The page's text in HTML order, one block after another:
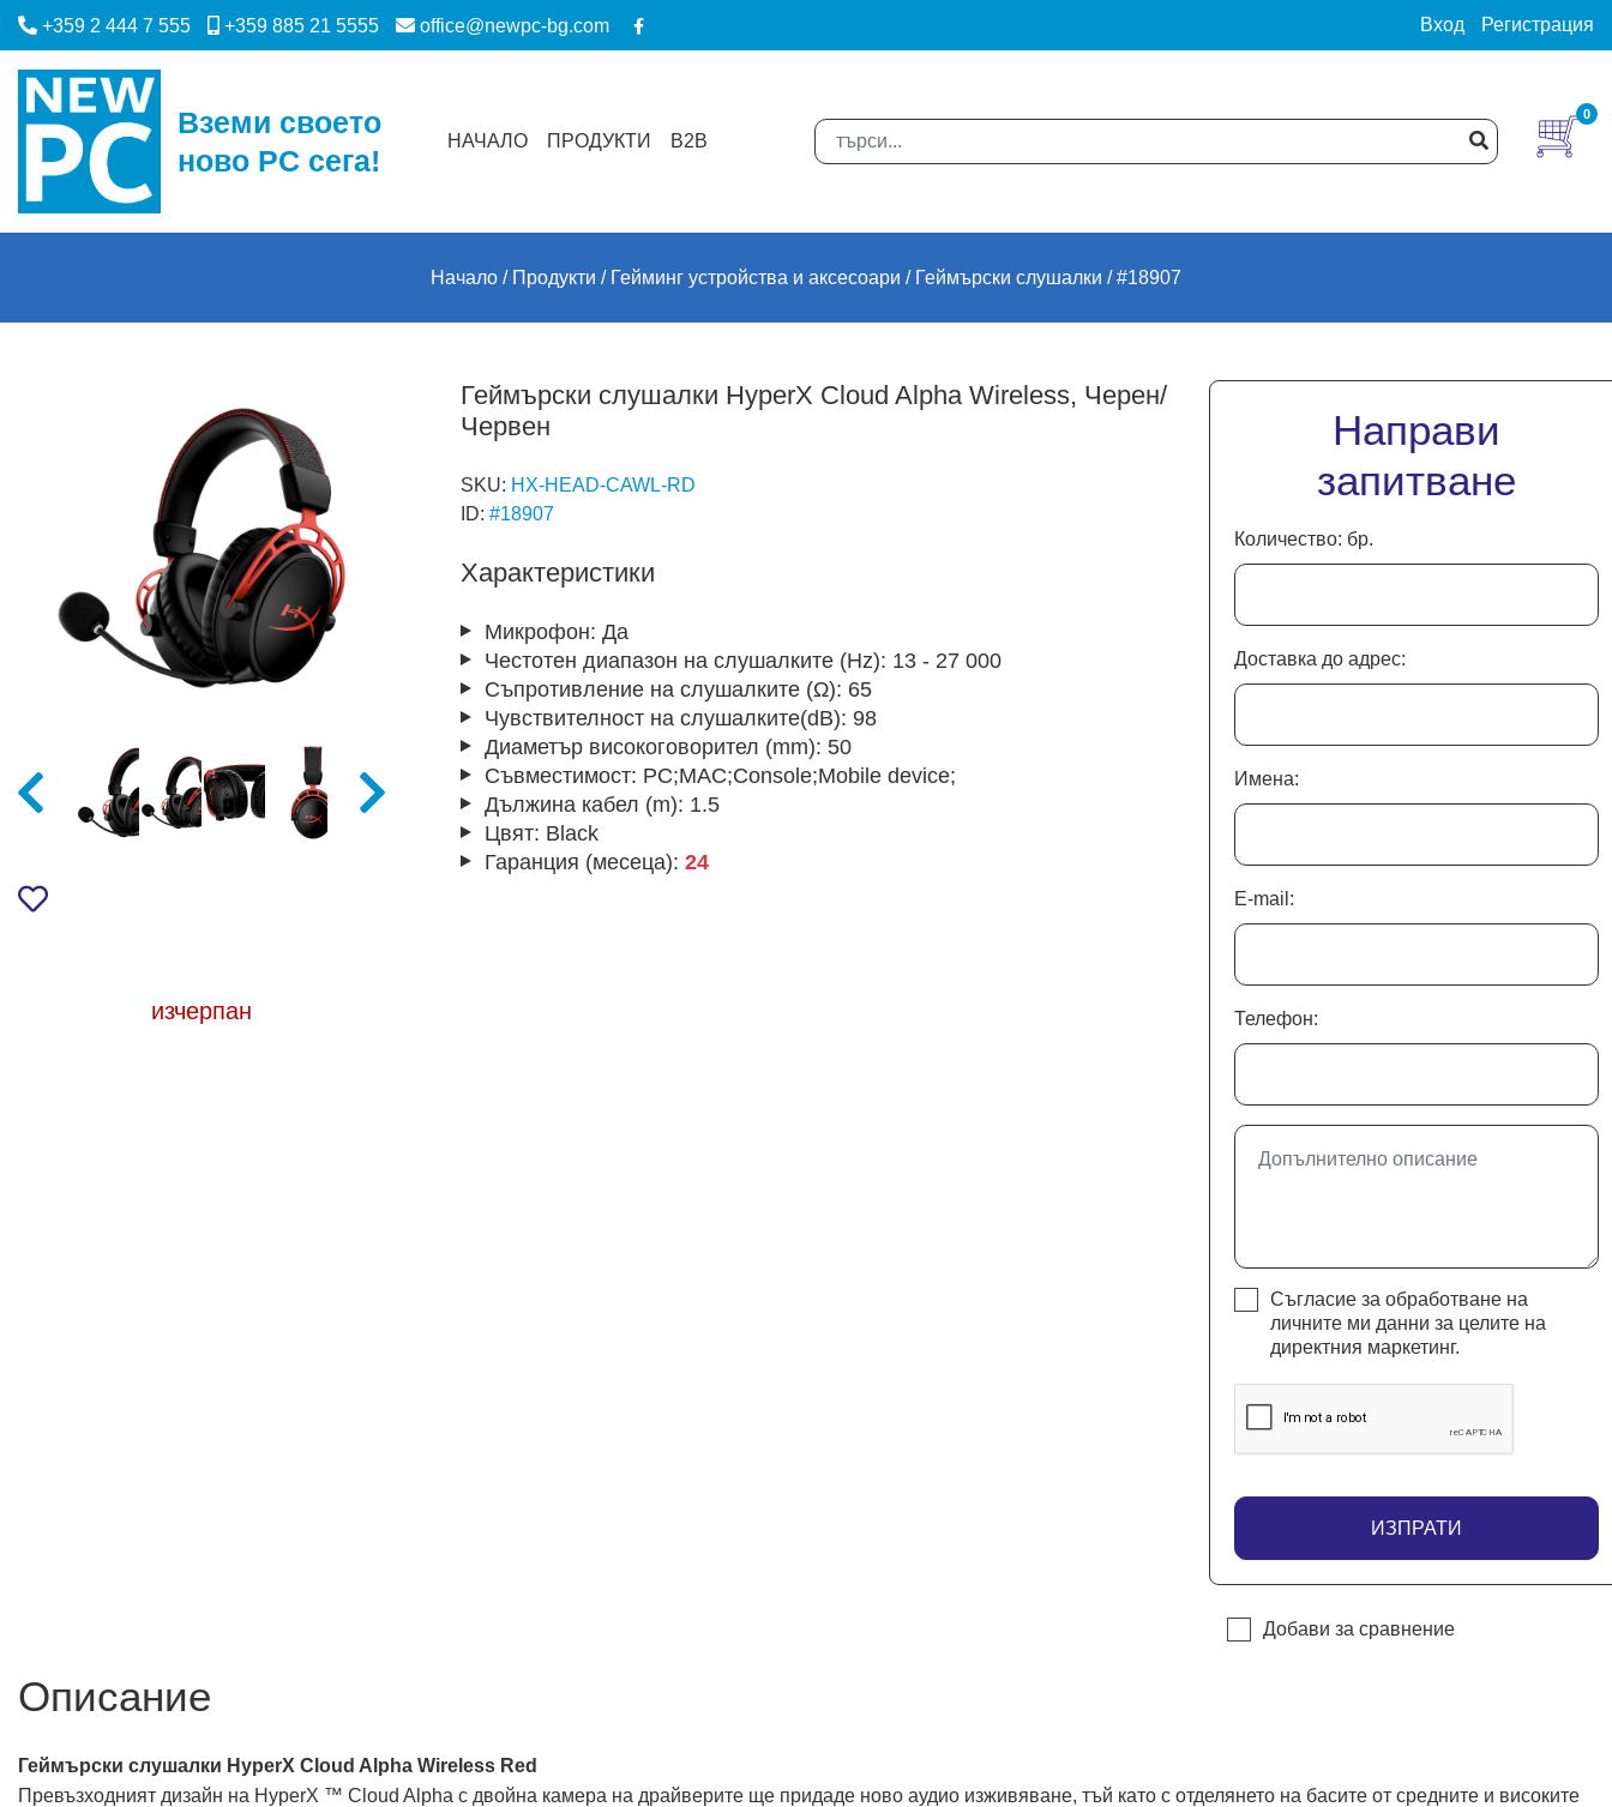
+359 2 444 7 555 +359 885 21 5555 office@newpc-bg.com Вход Регистрация
Вземи своето
ново PC сега!
НАЧАЛО ПРОДУКТИ B2B
0
Начало Продукти Гейминг устройства и аксесоари Геймърски слушалки #18907
изчерпан
Геймърски слушалки HyperX Cloud Alpha Wireless, Черен/
Червен
SKU: HX-HEAD-CAWL-RD
ID: #18907
Характеристики
Микрофон: Да
Честотен диапазон на слушалките (Hz): 13 - 27 000
Съпротивление на слушалките (Ω): 65
Чувствителност на слушалките(dB): 98
Диаметър високоговорител (mm): 50
Съвместимост: PC;MAC;Console;Mobile device;
Дължина кабел (m): 1.5
Цвят: Black
Гаранция (месеца): 24
Направи
запитване
Количество: бр.
Доставка до адрес:
Имена:
E-mail:
Телефон:
Съгласие за обработване на
личните ми данни за целите на
директния маркетинг.
ИЗПРАТИ
Добави за сравнение
Описание
Геймърски слушалки HyperX Cloud Alpha Wireless Red
Превъзходният дизайн на HyperX ™ Cloud Alpha с двойна камера на драйверите ще придаде ново аудио изживяване, тъй като с отделянето на басите от средните и високите